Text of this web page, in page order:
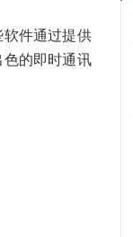
软件通过提供
的即时通讯